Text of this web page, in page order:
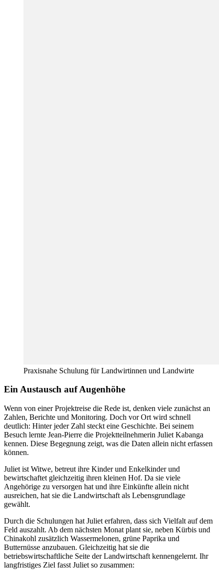
Praxisnahe Schulung für Landwirtinnen und Landwirte
Ein Austausch auf Augenhöhe
Wenn von einer Projektreise die Rede ist, denken viele zunächst an
Zahlen, Berichte und Monitoring. Doch vor Ort wird schnell
deutlich: Hinter jeder Zahl steckt eine Geschichte. Bei seinem
Besuch lernte Jean-Pierre die Projektteilnehmerin Juliet Kabanga
kennen. Diese Begegnung zeigt, was die Daten allein nicht erfassen
können.
Juliet ist Witwe, betreut ihre Kinder und Enkelkinder und
bewirtschaftet gleichzeitig ihren kleinen Hof. Da sie viele
Angehörige zu versorgen hat und ihre Einkünfte allein nicht
ausreichen, hat sie die Landwirtschaft als Lebensgrundlage
gewählt.
Durch die Schulungen hat Juliet erfahren, dass sich Vielfalt auf dem
Feld auszahlt. Ab dem nächsten Monat plant sie, neben Kürbis und
Chinakohl zusätzlich Wassermelonen, grüne Paprika und
Butternüsse anzubauen. Gleichzeitig hat sie die
betriebswirtschaftliche Seite der Landwirtschaft kennengelernt. Ihr
langfristiges Ziel fasst Juliet so zusammen: